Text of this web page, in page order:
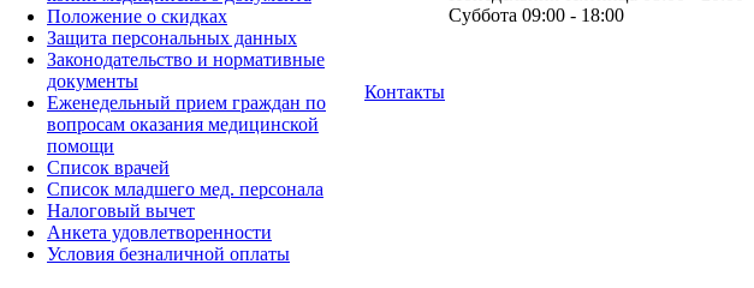
Суббота 09:00 - 18:00
Положение о скидках
Защита персональных данных
Законодательство и нормативные
документы
Еженедельный прием граждан по
вопросам оказания медицинской
помощи
Список врачей
Список младшего мед. персонала
Налоговый вычет
Анкета удовлетворенности
Условия безналичной оплаты
Контакты